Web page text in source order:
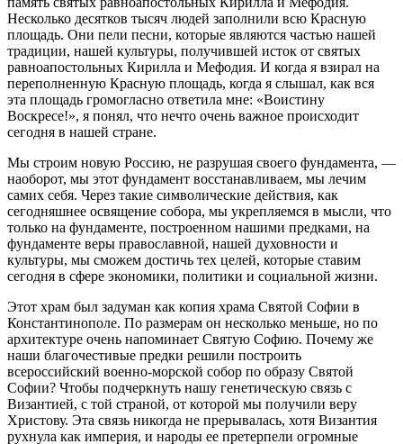
Несколько десятков тысяч людей заполнили всю Красную
площадь. Они пели песни, которые являются частью нашей
традиции, нашей культуры, получившей исток от святых
равноапостольных Кирилла и Мефодия. И когда я взирал на
переполненную Красную площадь, когда я слышал, как вся
эта площадь громогласно ответила мне: «Воистину
Воскресе!», я понял, что нечто очень важное происходит
сегодня в нашей стране.
Мы строим новую Россию, не разрушая своего фундамента, —
наоборот, мы этот фундамент восстанавливаем, мы лечим
самих себя. Через такие символические действия, как
сегодняшнее освящение собора, мы укрепляемся в мысли, что
только на фундаменте, построенном нашими предками, на
фундаменте веры православной, нашей духовности и
культуры, мы сможем достичь тех целей, которые ставим
сегодня в сфере экономики, политики и социальной жизни.
Этот храм был задуман как копия храма Святой Софии в
Константинополе. По размерам он несколько меньше, но по
архитектуре очень напоминает Святую Софию. Почему же
наши благочестивые предки решили построить
всероссийский военно-морской собор по образу Святой
Софии? Чтобы подчеркнуть нашу генетическую связь с
Византией, с той страной, от которой мы получили веру
Христову. Эта связь никогда не прерывалась, хотя Византия
рухнула как империя, и народы ее претерпели огромные